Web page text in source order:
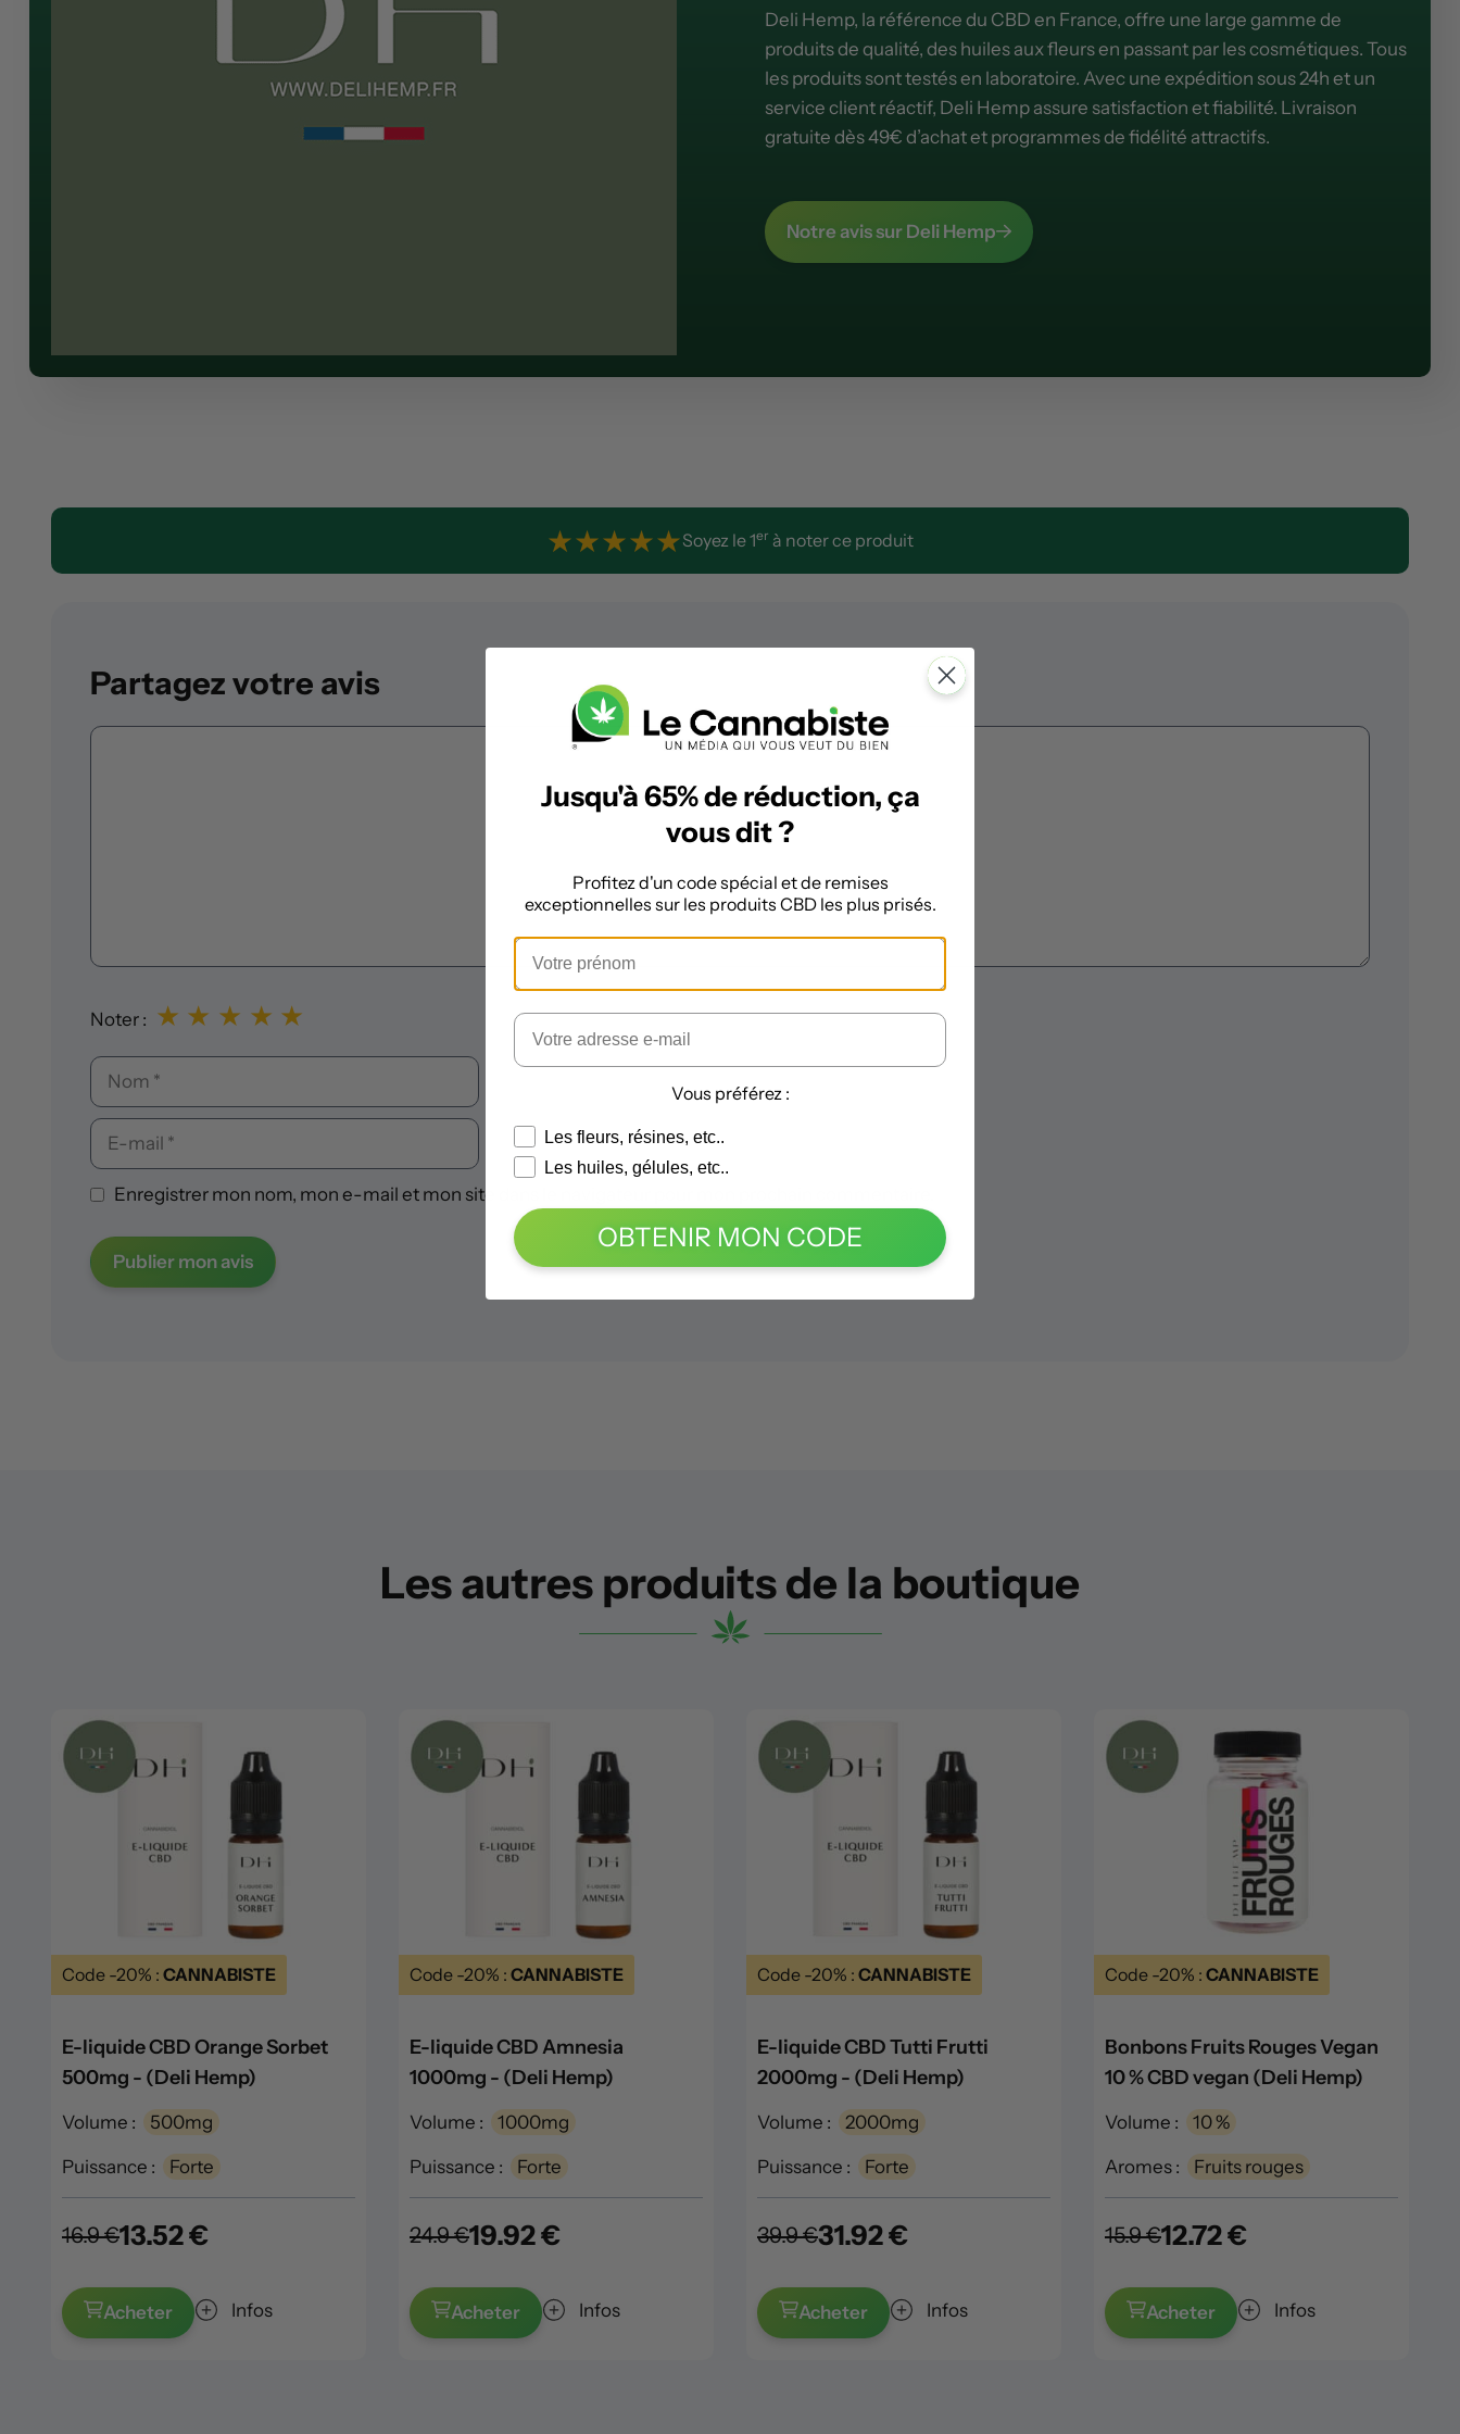
Deli Hemp, la référence du CBD en France, offre une large gamme de
produits de qualité, des huiles aux fleurs en passant par les cosmétiques. Tous
les produits sont testés en laboratoire. Avec une expédition sous 24h et un
service client réactif, Deli Hemp assure satisfaction et fiabilité. Livraison
gratuite dès 49€ d’achat et programmes de fidélité attractifs.
Notre avis sur Deli Hemp
★★★★★Soyez le 1er à noter ce produit
Partagez votre avis
Commentaire
Noter : ★
★
★
★
★
Nom
E-
mail
Enregistrer mon nom, mon e-mail et mon site dans le navigateur pour mon prochain commentaire.
Les autres produits de la boutique
Code -20% : CANNABISTE
E-liquide CBD Orange Sorbet
500mg - (Deli Hemp)
Volume : 500mg
Puissance : Forte
16.9 €13.52 €
Acheter Infos
Code -20% : CANNABISTE
E-liquide CBD Amnesia
1000mg - (Deli Hemp)
Volume : 1000mg
Puissance : Forte
24.9 €19.92 €
Acheter Infos
Code -20% : CANNABISTE
E-liquide CBD Tutti Frutti
2000mg - (Deli Hemp)
Volume : 2000mg
Puissance : Forte
39.9 €31.92 €
Acheter Infos
Code -20% : CANNABISTE
Bonbons Fruits Rouges Vegan
10 % CBD vegan (Deli Hemp)
Volume : 10 %
Aromes : Fruits rouges
15.9 €12.72 €
Acheter Infos
Jusqu'à 65% de réduction, ça
vous dit ?
Profitez d'un code spécial et de remises
exceptionnelles sur les produits CBD les plus prisés.
Vous préférez :
Les fleurs, résines, etc..
Les huiles, gélules, etc..
OBTENIR MON CODE